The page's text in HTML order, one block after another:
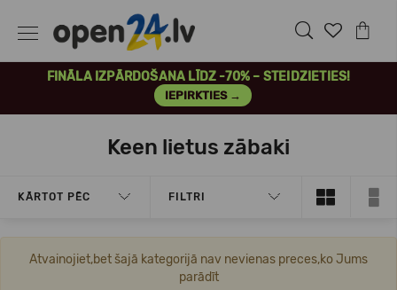
FINĀLA IZPĀRDOŠANA LĪDZ -70% – STEIDZIETIES!
IEPIRKTIES →
Keen lietus zābaki
KĀRTOT PĒC FILTRI
Atvainojiet,bet šajā kategorijā nav nevienas preces,ko Jums
parādīt